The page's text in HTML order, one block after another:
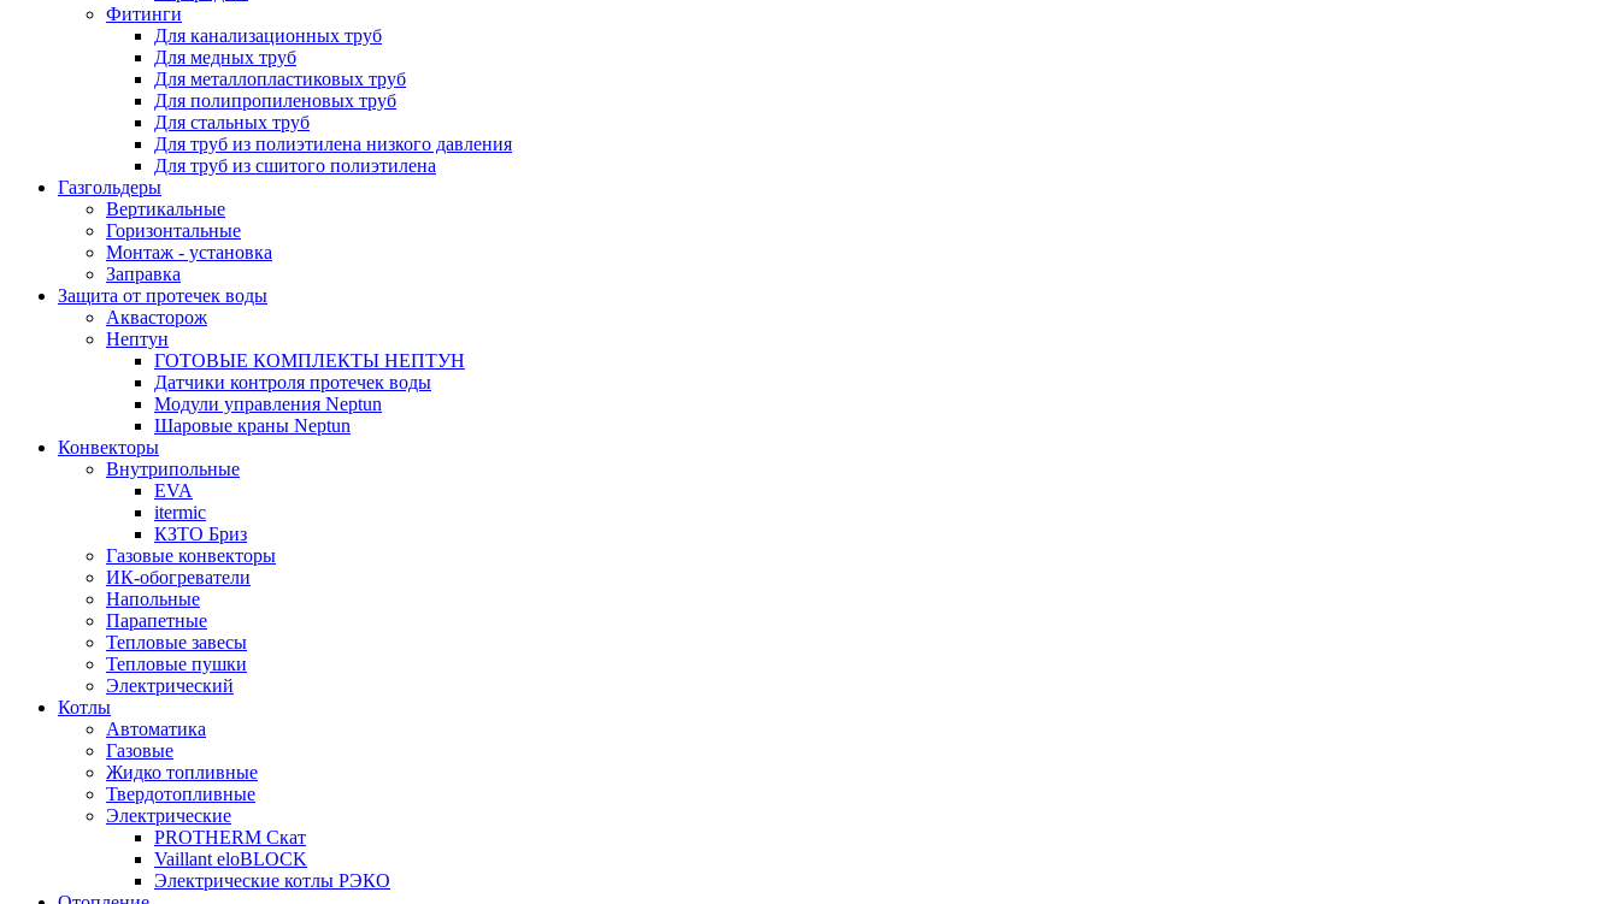
Фитинги
Для канализационных труб
Для медных труб
Для металлопластиковых труб
Для полипропиленовых труб
Для стальных труб
Для труб из полиэтилена низкого давления
Для труб из сшитого полиэтилена
Газгольдеры
Вертикальные
Горизонтальные
Монтаж - установка
Заправка
Защита от протечек воды
Аквасторож
Нептун
ГОТОВЫЕ КОМПЛЕКТЫ НЕПТУН
Датчики контроля протечек воды
Модули управления Neptun
Шаровые краны Neptun
Конвекторы
Внутрипольные
EVA
itermic
КЗТО Бриз
Газовые конвекторы
ИК-обогреватели
Напольные
Парапетные
Тепловые завесы
Тепловые пушки
Электрический
Котлы
Автоматика
Газовые
Жидко топливные
Твердотопливные
Электрические
PROTHERM Скат
Vaillant eloBLOCK
Электрические котлы РЭКО